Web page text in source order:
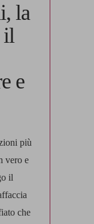
la
il
e
più
vero e
il
che